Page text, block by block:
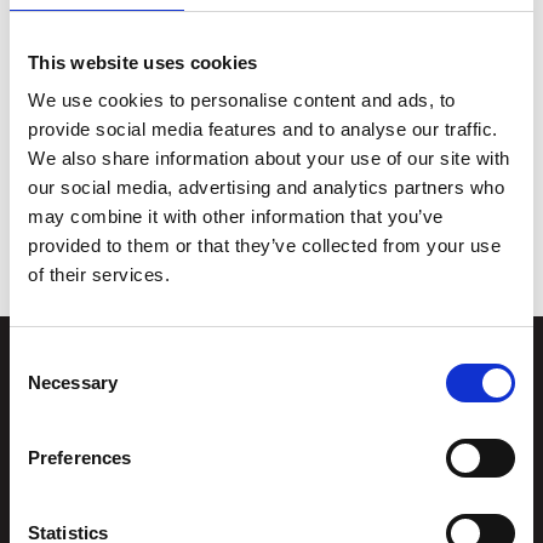
This website uses cookies
We use cookies to personalise content and ads, to
provide social media features and to analyse our traffic.
We also share information about your use of our site with
our social media, advertising and analytics partners who
may combine it with other information that you’ve
provided to them or that they’ve collected from your use
of their services.
Selection
Necessary
Preferences
Statistics
pga begrenset kapasitet, men du kan alltid komme
og henge. Alt er gratis!
Nevnte vi at det er gratis wifi og stikkkontakter? Føl
deg som hjemme.
Kunstsilo
Postadresse
4610 Kristiansand